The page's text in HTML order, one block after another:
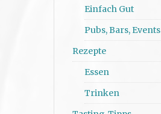
Einfach Gut
Pubs, Bars, Events
Rezepte
Essen
Trinken